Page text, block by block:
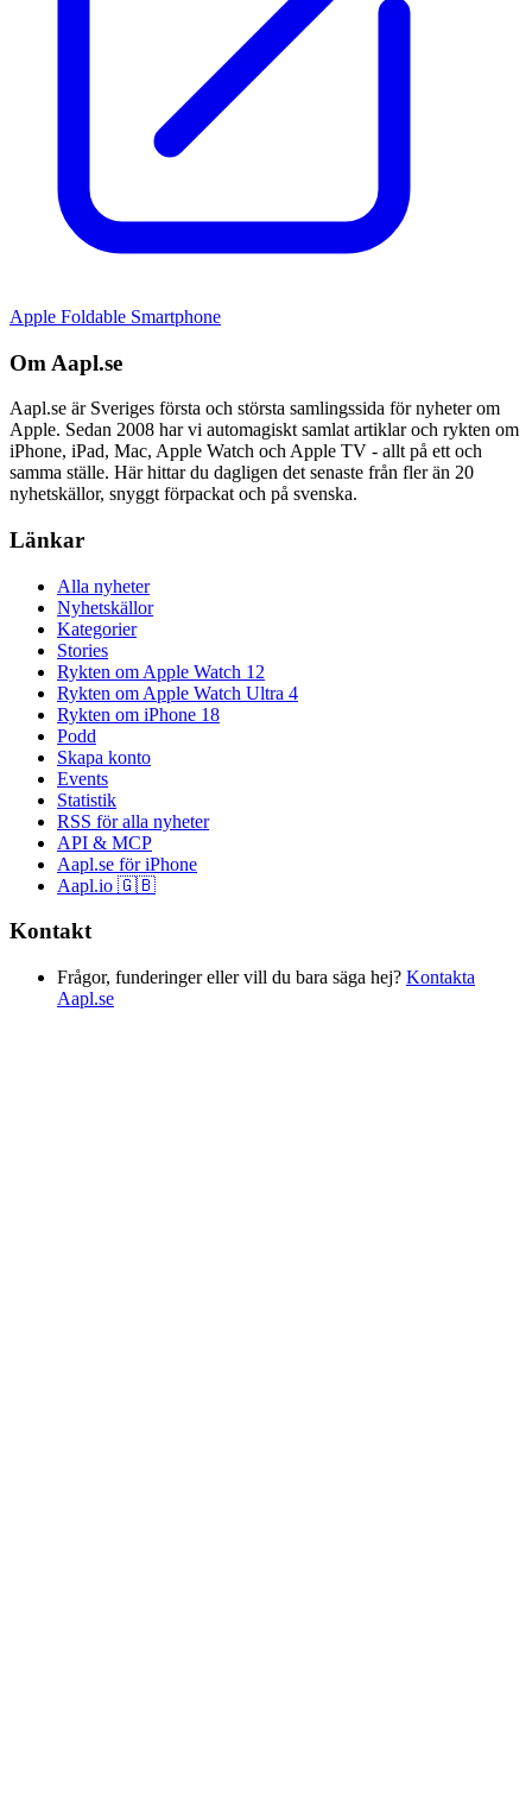
Apple Foldable Smartphone
Om Aapl.se
Aapl.se är Sveriges första och största samlingssida för nyheter om
Apple. Sedan 2008 har vi automagiskt samlat artiklar och rykten om
iPhone, iPad, Mac, Apple Watch och Apple TV - allt på ett och
samma ställe. Här hittar du dagligen det senaste från fler än 20
nyhetskällor, snyggt förpackat och på svenska.
Länkar
Alla nyheter
Nyhetskällor
Kategorier
Stories
Rykten om Apple Watch 12
Rykten om Apple Watch Ultra 4
Rykten om iPhone 18
Podd
Skapa konto
Events
Statistik
RSS för alla nyheter
API & MCP
Aapl.se för iPhone
Aapl.io 🇬🇧
Kontakt
Frågor, funderinger eller vill du bara säga hej? Kontakta
Aapl.se